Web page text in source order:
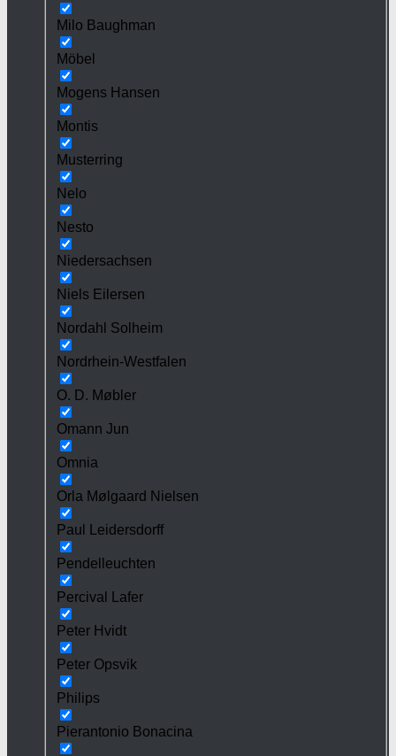
Milo Baughman
Möbel
Mogens Hansen
Montis
Musterring
Nelo
Nesto
Niedersachsen
Niels Eilersen
Nordahl Solheim
Nordrhein-Westfalen
O. D. Møbler
Omann Jun
Omnia
Orla Mølgaard Nielsen
Paul Leidersdorff
Pendelleuchten
Percival Lafer
Peter Hvidt
Peter Opsvik
Philips
Pierantonio Bonacina